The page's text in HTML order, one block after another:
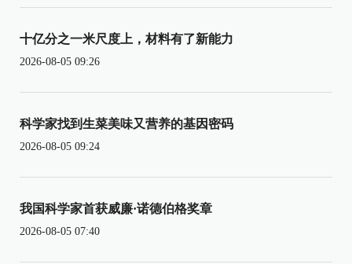
十亿分之一米尺度上，材料有了新能力
2026-08-05 09:26
科学家找到生菜美味又营养的基因密码
2026-08-05 09:24
我国科学家首获威廉·诺德伯格奖章
2026-08-05 07:40